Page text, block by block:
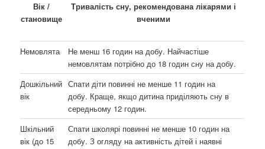
Вік /
становище
Тривалість сну, рекомендована лікарями і
вченими
Немовлята
Не менш 16 годин на добу. Найчастіше
немовлятам потрібно до 18 годин сну на добу.
Дошкільний
вік
Спати діти повинні не менше 11 годин на
добу. Краще, якщо дитина приділяють сну в
середньому 12 годин.
Шкільний
вік (до 15
Спати школярі повинні не менше 10 годин на
добу. З огляду на активність дітей і наявні